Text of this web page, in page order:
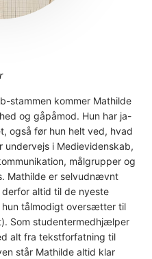
stammen kommer Mathilde
og gåpåmod. Hun har ja-
også før hun helt ved, hvad
undervejs i Medievidenskab,
målgrupper og
Mathilde er selvudnævnt
altid til de nyeste
hun tålmodigt oversætter til
Som studentermedhjælper
alt fra tekstforfatning til
står Mathilde altid klar